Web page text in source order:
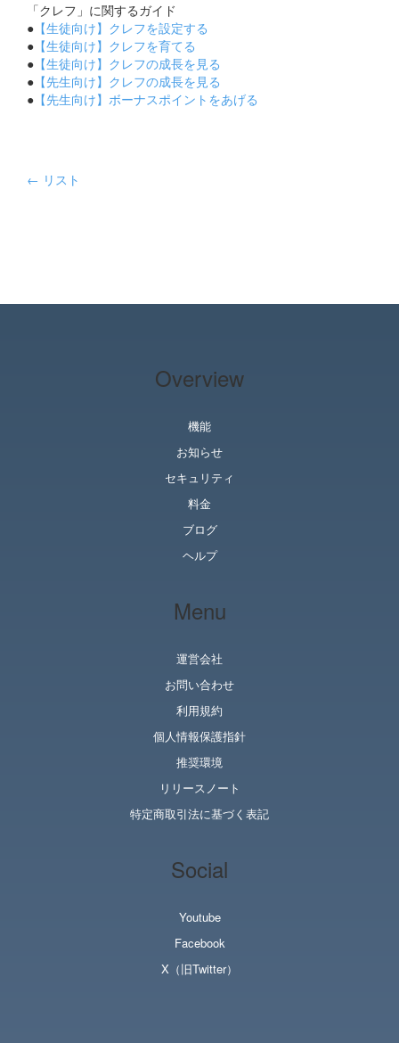
「クレフ」に関するガイド
● 【生徒向け】クレフを設定する
● 【生徒向け】クレフを育てる
● 【生徒向け】クレフの成長を見る
● 【先生向け】クレフの成長を見る
● 【先生向け】ボーナスポイントをあげる
← リスト
Overview
機能
お知らせ
セキュリティ
料金
ブログ
ヘルプ
Menu
運営会社
お問い合わせ
利用規約
個人情報保護指針
推奨環境
リリースノート
特定商取引法に基づく表記
Social
Youtube
Facebook
X（旧Twitter）